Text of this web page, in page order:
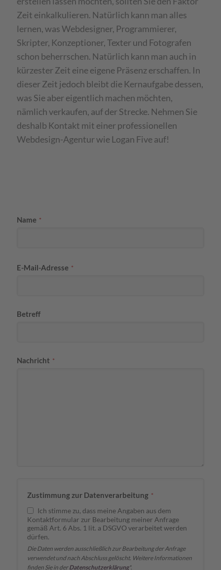
Zeit einkalkulieren. Natürlich kann man alles
lernen, was Webdesigner, Programmierer,
Skripter, Konzeptioner, Texter und Fotografen
schon beherrschen. Natürlich kann man auch in
kürzester Zeit eine eigene Präsenz erschaffen. In
dieser Zeit jedoch bleibt die Kernaufgabe dessen,
was Sie aber eigentlich machen möchten,
nämlich verkaufen, auf der Strecke. Nehmen Sie
deshalb Kontakt mit einer professionellen
Webdesign-Agentur wie Logan Five auf!
Name *
E-Mail-Adresse *
Betreff
Nachricht *
Zustimmung zur Datenverarbeitung *
Ich stimme zu, dass meine Angaben aus dem
Kontaktformular zur Bearbeitung meiner Anfrage
gemäß Art. 6 Abs. 1 lit. a DSGVO verarbeitet werden
dürfen.
Die Daten werden ausschließlich zur Bearbeitung der Anfrage
verwendet und nach Abschluss gelöscht. Weitere Informationen
finden Sie in derDatenschutzerklärung*.